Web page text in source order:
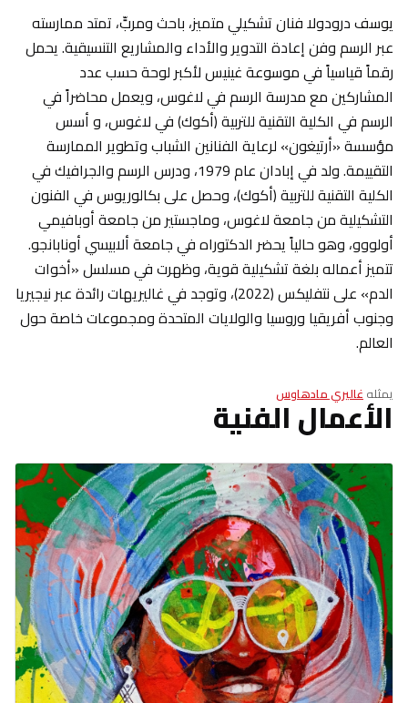
يوسف درودولا فنان تشكيلي متميز، باحث ومربٍّ، تمتد ممارسته
عبر الرسم وفن إعادة التدوير والأداء والمشاريع التنسيقية. يحمل
رقماً قياسياً في موسوعة غينيس لأكبر لوحة حسب عدد
المشاركين مع مدرسة الرسم في لاغوس، ويعمل محاضراً في
الرسم في الكلية التقنية للتربية (أكوك) في لاغوس، و أسس
مؤسسة «أرتيغون» لرعاية الفنانين الشباب وتطوير الممارسة
التقييمة. ولد في إبادان عام 1979، ودرس الرسم والجرافيك في
الكلية التقنية للتربية (أكوك)، وحصل على بكالوريوس في الفنون
التشكيلية من جامعة لاغوس، وماجستير من جامعة أوبافيمي
أولووو، وهو حالياً يحضر الدكتوراه في جامعة ألابيسي أونابانجو.
تتميز أعماله بلغة تشكيلية قوية، وظهرت في مسلسل «أخوات
الدم» على نتفليكس (2022)، وتوجد في غاليريهات رائدة عبر نيجيريا
وجنوب أفريقيا وروسيا والولايات المتحدة ومجموعات خاصة حول
العالم.
يمثله غاليري مادهاوس
الأعمال الفنية